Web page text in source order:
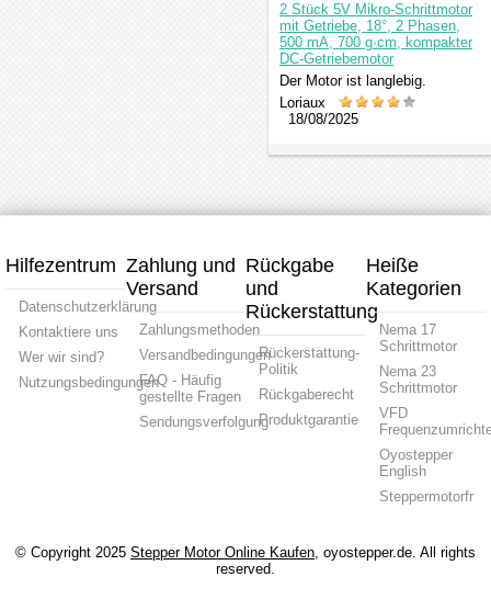
2 Stück 5V Mikro-Schrittmotor
mit Getriebe, 18°, 2 Phasen,
500 mA, 700 g·cm, kompakter
DC-Getriebemotor
Der Motor ist langlebig.
Loriaux
18/08/2025
Hilfezentrum
Datenschutzerklärung
Kontaktiere uns
Wer wir sind?
Nutzungsbedingungen
Zahlung und
Versand
Zahlungsmethoden
Versandbedingungen
FAQ - Häufig
gestellte Fragen
Sendungsverfolgung
Rückgabe
und
Rückerstattung
Rückerstattung-
Politik
Rückgaberecht
Produktgarantie
Heiße
Kategorien
Nema 17
Schrittmotor
Nema 23
Schrittmotor
VFD
Oyostepper
English
Steppermotorfr
© Copyright 2025 Stepper Motor Online Kaufen, oyostepper.de. All rights
reserved.